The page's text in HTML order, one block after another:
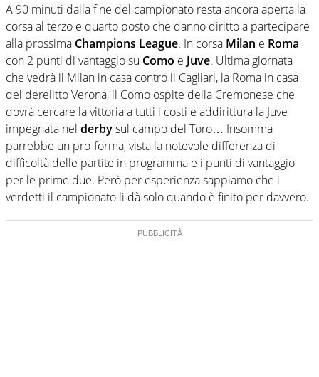
A 90 minuti dalla fine del campionato resta ancora aperta la
corsa al terzo e quarto posto che danno diritto a partecipare
alla prossima Champions League. In corsa Milan e Roma
con 2 punti di vantaggio su Como e Juve. Ultima giornata
che vedrà il Milan in casa contro il Cagliari, la Roma in casa
del derelitto Verona, il Como ospite della Cremonese che
dovrà cercare la vittoria a tutti i costi e addirittura la Juve
impegnata nel derbysul campo del Toro… Insomma
parrebbe un pro-forma, vista la notevole differenza di
difficoltà delle partite in programma e i punti di vantaggio
per le prime due. Però per esperienza sappiamo che i
verdetti il campionato li dà solo quando è finito per davvero.